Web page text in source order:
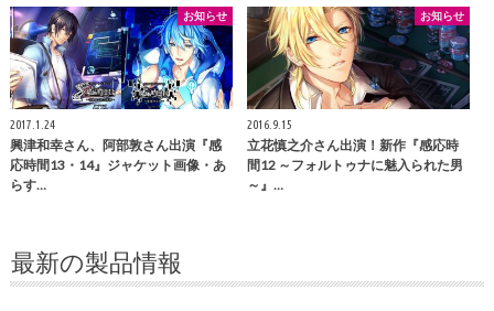
お知らせ
2017.1.24
興津和幸さん、阿部敦さん出演『感
応時間13・14』ジャケット画像・あ
らす…
お知らせ
2016.9.15
立花慎之介さん出演！新作『感応時
間12 ～フォルトゥナに魅入られた男
～』…
最新の製品情報